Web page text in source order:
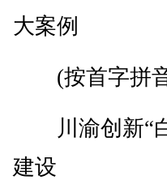
大案例
(按首字拼音
川渝创新“白
建设